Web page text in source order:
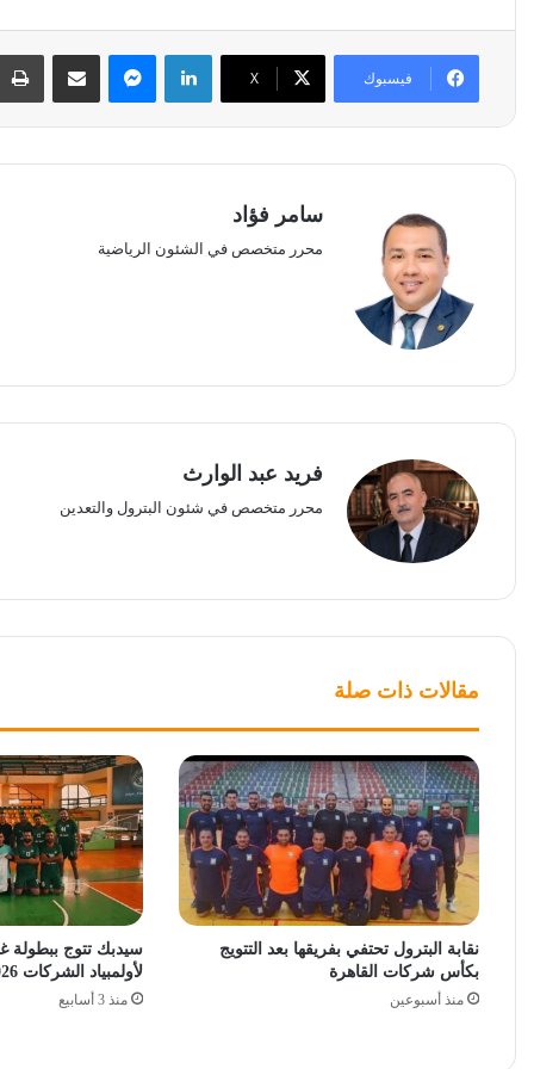
فيسبوك ‫X
لينكدإن ماسنجر مشاركة عبر البريد
سامر فؤاد
محرر متخصص في الشئون الرياضية
فريد عبد الوارث
محرر متخصص في شئون البترول والتعدين
مقالات ذات صلة
نقابة البترول تحتفي بفريقها بعد التتويج
بكأس شركات القاهرة
منذ أسبوعين
سيدبك تتوج ببطولة
لأولمبياد الشركات 2026
منذ 3 أسابيع